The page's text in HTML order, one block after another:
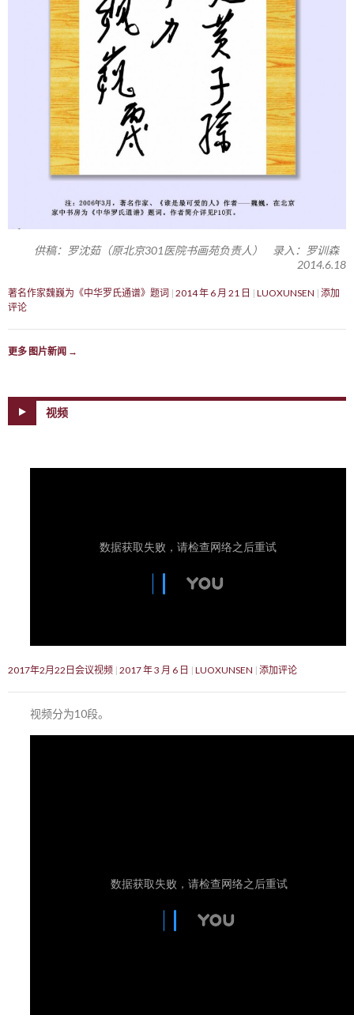
供稿：罗沈茹（原北京301医院书画苑负责人） 录入：罗训森
2014.6.18
著名作家魏巍为《中华罗氏通谱》题词 2014 年 6 月 21 日 LUOXUNSEN 添加
评论
更多 图片新闻 →
视频
2017年2月22日会议视频 2017 年 3 月 6 日 LUOXUNSEN 添加评论
视频分为10段。